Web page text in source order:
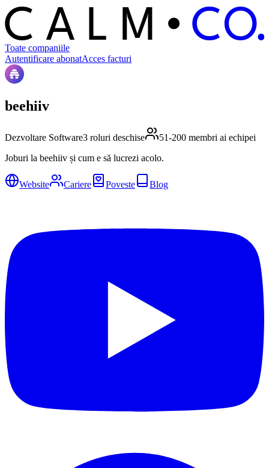
C ALM C O.
Toate companiile
Autentificare abonatAcces facturi
beehiiv
Dezvoltare Software3 roluri deschise
51-200 membri ai echipei
Joburi la beehiiv și cum e să lucrezi acolo.
Website Cariere Poveste Blog